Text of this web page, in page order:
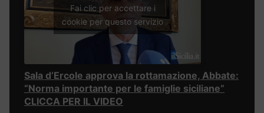
Fai clic per accettare i
cookie per questo servizio
Sala d’Ercole approva la rottamazione, Abbate:
“Norma importante per le famiglie siciliane”
CLICCA PER IL VIDEO